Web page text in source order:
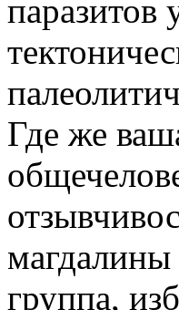
паразитов
Где же
магдалины
группа,